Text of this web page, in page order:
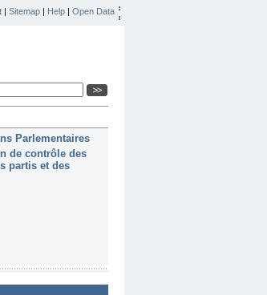
| Sitemap | Help | Open Data
Parlementaires
de contrôle des
partis et des